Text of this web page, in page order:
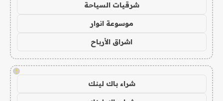
شرقيات السياحة
موسوعة انوار
اشراق الأرباح
!
شراء باك لينك